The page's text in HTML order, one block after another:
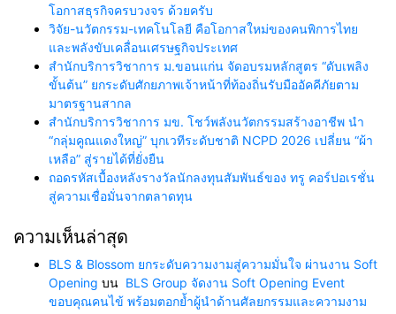
โอกาสธุรกิจครบวงจร ด้วยครับ
วิจัย-นวัตกรรม-เทคโนโลยี คือโอกาสใหม่ของคนพิการไทย
และพลังขับเคลื่อนเศรษฐกิจประเทศ
สำนักบริการวิชาการ ม.ขอนแก่น จัดอบรมหลักสูตร “ดับเพลิง
ขั้นต้น” ยกระดับศักยภาพเจ้าหน้าที่ท้องถิ่นรับมืออัคคีภัยตาม
มาตรฐานสากล
สำนักบริการวิชาการ มข. โชว์พลังนวัตกรรมสร้างอาชีพ นำ
“กลุ่มคูณแดงใหญ่” บุกเวทีระดับชาติ NCPD 2026 เปลี่ยน “ผ้า
เหลือ” สู่รายได้ที่ยั่งยืน
ถอดรหัสเบื้องหลังรางวัลนักลงทุนสัมพันธ์ของ ทรู คอร์ปอเรชั่น
สู่ความเชื่อมั่นจากตลาดทุน
ความเห็นล่าสุด
BLS & Blossom ยกระดับความงามสู่ความมั่นใจ ผ่านงาน Soft
Opening บน BLS Group จัดงาน Soft Opening Event
ขอบคุณคนไข้ พร้อมตอกย้ำผู้นำด้านศัลยกรรมและความงาม